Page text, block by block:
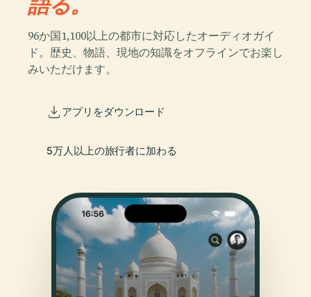
96か国1,100以上の都市に対応したオーディオガイ
ド。歴史、物語、現地の知識をオフラインでお楽し
みいただけます。
アプリをダウンロード
5万人以上の旅行者に加わる